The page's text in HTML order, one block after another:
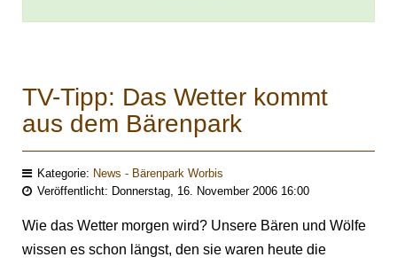
TV-Tipp: Das Wetter kommt
aus dem Bärenpark
Kategorie: News - Bärenpark Worbis
Veröffentlicht: Donnerstag, 16. November 2006 16:00
Wie das Wetter morgen wird? Unsere Bären und Wölfe
wissen es schon längst, den sie waren heute die